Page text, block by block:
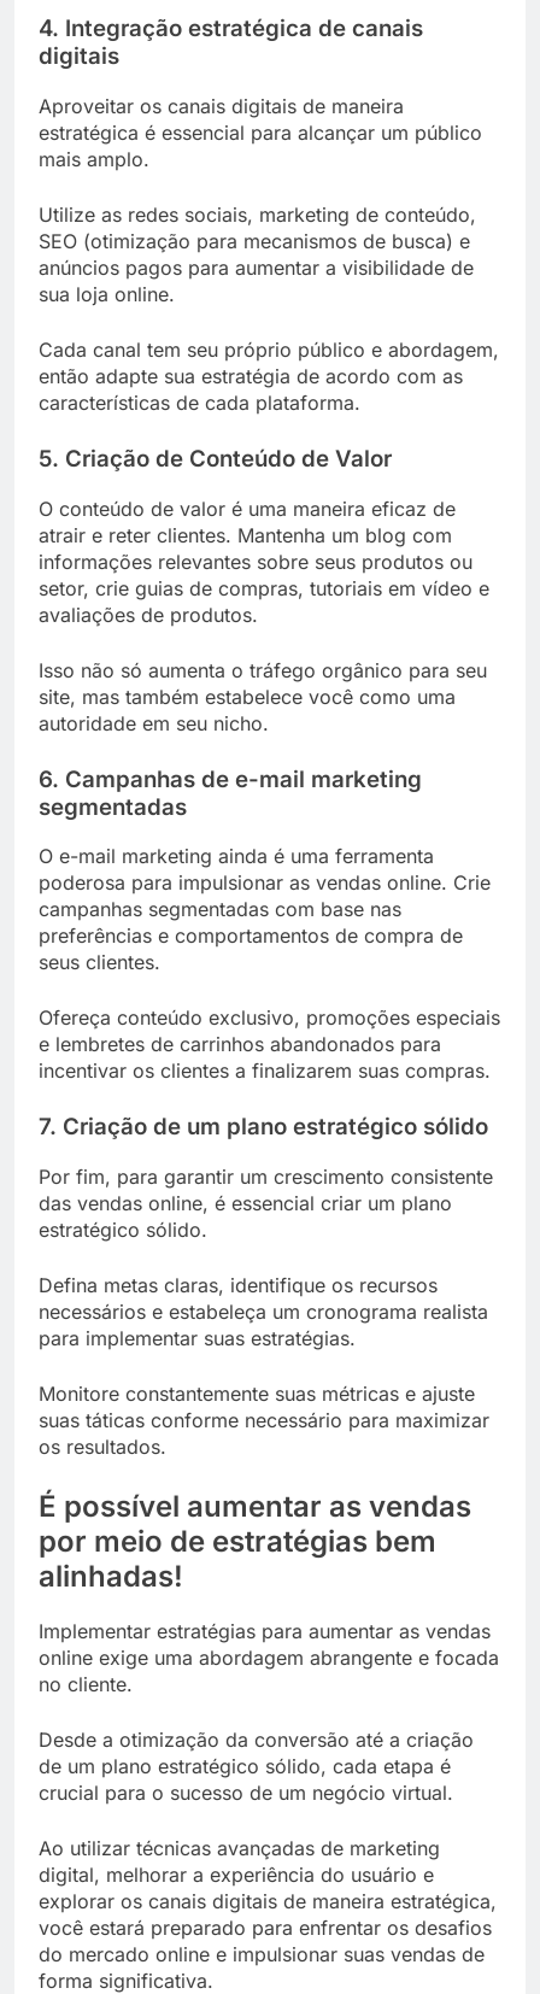
4. Integração estratégica de canais
digitais
Aproveitar os canais digitais de maneira
estratégica é essencial para alcançar um público
mais amplo.
Utilize as redes sociais, marketing de conteúdo,
SEO (otimização para mecanismos de busca) e
anúncios pagos para aumentar a visibilidade de
sua loja online.
Cada canal tem seu próprio público e abordagem,
então adapte sua estratégia de acordo com as
características de cada plataforma.
5. Criação de Conteúdo de Valor
O conteúdo de valor é uma maneira eficaz de
atrair e reter clientes. Mantenha um blog com
informações relevantes sobre seus produtos ou
setor, crie guias de compras, tutoriais em vídeo e
avaliações de produtos.
Isso não só aumenta o tráfego orgânico para seu
site, mas também estabelece você como uma
autoridade em seu nicho.
6. Campanhas de e-mail marketing
segmentadas
O e-mail marketing ainda é uma ferramenta
poderosa para impulsionar as vendas online. Crie
campanhas segmentadas com base nas
preferências e comportamentos de compra de
seus clientes.
Ofereça conteúdo exclusivo, promoções especiais
e lembretes de carrinhos abandonados para
incentivar os clientes a finalizarem suas compras.
7. Criação de um plano estratégico sólido
Por fim, para garantir um crescimento consistente
das vendas online, é essencial criar um plano
estratégico sólido.
Defina metas claras, identifique os recursos
necessários e estabeleça um cronograma realista
para implementar suas estratégias.
Monitore constantemente suas métricas e ajuste
suas táticas conforme necessário para maximizar
os resultados.
É possível aumentar as vendas
por meio de estratégias bem
alinhadas!
Implementar estratégias para aumentar as vendas
online exige uma abordagem abrangente e focada
no cliente.
Desde a otimização da conversão até a criação
de um plano estratégico sólido, cada etapa é
crucial para o sucesso de um negócio virtual.
Ao utilizar técnicas avançadas de marketing
digital, melhorar a experiência do usuário e
explorar os canais digitais de maneira estratégica,
você estará preparado para enfrentar os desafios
do mercado online e impulsionar suas vendas de
forma significativa.